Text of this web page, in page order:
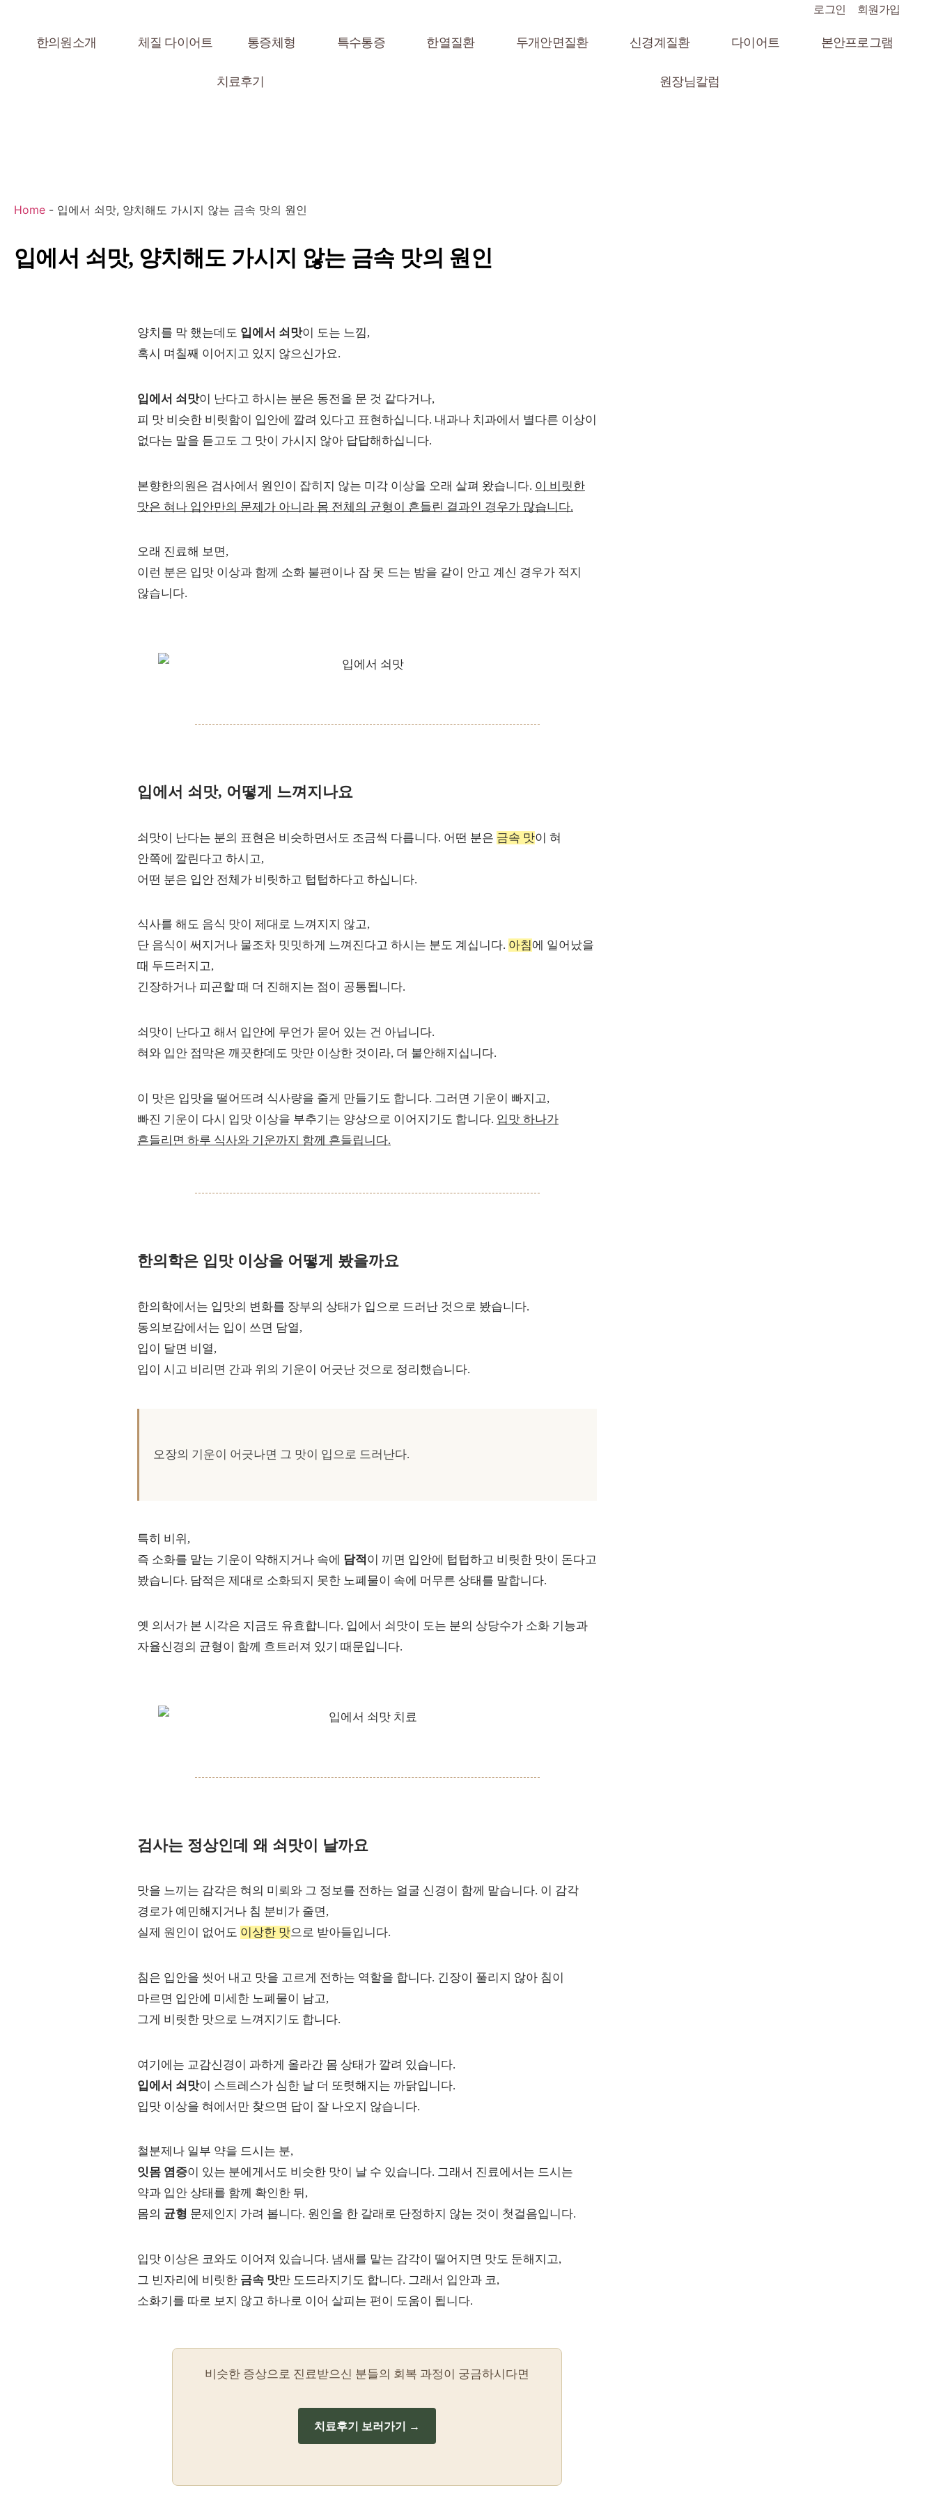
로그인 회원가입
한의원소개 체질 다이어트 통증체형 특수통증 한열질환 두개안면질환 신경계질환 다이어트 본안프로그램
치료후기 원장님칼럼
Home - 입에서 쇠맛, 양치해도 가시지 않는 금속 맛의 원인
입에서 쇠맛, 양치해도 가시지 않는 금속 맛의 원인
양치를 막 했는데도 입에서 쇠맛이 도는 느낌,
혹시 며칠째 이어지고 있지 않으신가요.
입에서 쇠맛이 난다고 하시는 분은 동전을 문 것 같다거나,
피 맛 비슷한 비릿함이 입안에 깔려 있다고 표현하십니다. 내과나 치과에서 별다른 이상이
없다는 말을 듣고도 그 맛이 가시지 않아 답답해하십니다.
본향한의원은 검사에서 원인이 잡히지 않는 미각 이상을 오래 살펴 왔습니다. 이 비릿한
맛은 혀나 입안만의 문제가 아니라 몸 전체의 균형이 흔들린 결과인 경우가 많습니다.
오래 진료해 보면,
이런 분은 입맛 이상과 함께 소화 불편이나 잠 못 드는 밤을 같이 안고 계신 경우가 적지
않습니다.
입에서 쇠맛, 어떻게 느껴지나요
쇠맛이 난다는 분의 표현은 비슷하면서도 조금씩 다릅니다. 어떤 분은 금속 맛이 혀
안쪽에 깔린다고 하시고,
어떤 분은 입안 전체가 비릿하고 텁텁하다고 하십니다.
식사를 해도 음식 맛이 제대로 느껴지지 않고,
단 음식이 써지거나 물조차 밋밋하게 느껴진다고 하시는 분도 계십니다. 아침에 일어났을
때 두드러지고,
긴장하거나 피곤할 때 더 진해지는 점이 공통됩니다.
쇠맛이 난다고 해서 입안에 무언가 묻어 있는 건 아닙니다.
혀와 입안 점막은 깨끗한데도 맛만 이상한 것이라, 더 불안해지십니다.
이 맛은 입맛을 떨어뜨려 식사량을 줄게 만들기도 합니다. 그러면 기운이 빠지고,
빠진 기운이 다시 입맛 이상을 부추기는 양상으로 이어지기도 합니다. 입맛 하나가
흔들리면 하루 식사와 기운까지 함께 흔들립니다.
한의학은 입맛 이상을 어떻게 봤을까요
한의학에서는 입맛의 변화를 장부의 상태가 입으로 드러난 것으로 봤습니다.
동의보감에서는 입이 쓰면 담열,
입이 달면 비열,
입이 시고 비리면 간과 위의 기운이 어긋난 것으로 정리했습니다.
오장의 기운이 어긋나면 그 맛이 입으로 드러난다.
특히 비위,
즉 소화를 맡는 기운이 약해지거나 속에
담적 이 끼면 입안에 텁텁하고 비릿한 맛이 돈다고
봤습니다. 담적은 제대로 소화되지 못한 노폐물이 속에 머무른 상태를 말합니다.
옛 의서가 본 시각은 지금도 유효합니다. 입에서 쇠맛이 도는 분의 상당수가 소화 기능과
자율신경의 균형이 함께 흐트러져 있기 때문입니다.
검사는 정상인데 왜 쇠맛이 날까요
맛을 느끼는 감각은 혀의 미뢰와 그 정보를 전하는 얼굴 신경이 함께 맡습니다. 이 감각
경로가 예민해지거나 침 분비가 줄면,
실제 원인이 없어도 이상한 맛으로 받아들입니다.
침은 입안을 씻어 내고 맛을 고르게 전하는 역할을 합니다. 긴장이 풀리지 않아 침이
마르면 입안에 미세한 노폐물이 남고,
그게 비릿한 맛으로 느껴지기도 합니다.
여기에는 교감신경이 과하게 올라간 몸 상태가 깔려 있습니다.
입에서 쇠맛이 스트레스가 심한 날 더 또렷해지는 까닭입니다.
입맛 이상을 혀에서만 찾으면 답이 잘 나오지 않습니다.
철분제나 일부 약을 드시는 분,
잇몸 염증이 있는 분에게서도 비슷한 맛이 날 수 있습니다. 그래서 진료에서는 드시는
약과 입안 상태를 함께 확인한 뒤,
몸의 균형 문제인지 가려 봅니다. 원인을 한 갈래로 단정하지 않는 것이 첫걸음입니다.
입맛 이상은 코와도 이어져 있습니다. 냄새를 맡는 감각이 떨어지면 맛도 둔해지고,
그 빈자리에 비릿한 금속 맛만 도드라지기도 합니다. 그래서 입안과 코,
소화기를 따로 보지 않고 하나로 이어 살피는 편이 도움이 됩니다.
비슷한 증상으로 진료받으신 분들의 회복 과정이 궁금하시다면
치료후기 보러가기 →